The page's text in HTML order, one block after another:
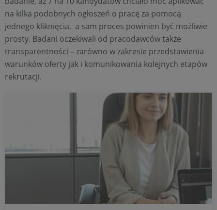
na kilka podobnych ogłoszeń o pracę za pomocą
jednego kliknięcia, a sam proces powinien być możliwie
prosty. Badani oczekiwali od pracodawców także
transparentności – zarówno w zakresie przedstawienia
warunków oferty jak i komunikowania kolejnych etapów
rekrutacji.